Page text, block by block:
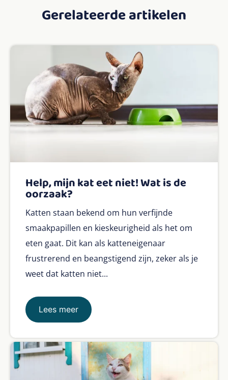
Gerelateerde artikelen
Help, mijn kat eet niet! Wat is de
oorzaak?
Katten staan bekend om hun verfijnde
smaakpapillen en kieskeurigheid als het om
eten gaat. Dit kan als katteneigenaar
frustrerend en beangstigend zijn, zeker als je
weet dat katten niet...
Lees meer